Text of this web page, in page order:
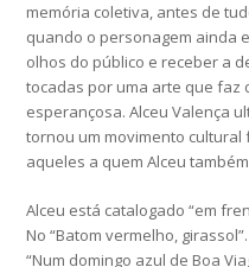
memória coletiva, antes de
quando o personagem ainda
olhos do público e receber a
tocadas por uma arte que faz
esperançosa. Alceu Valença
tornou um movimento
aqueles a quem Alceu
Alceu está catalogado “em
No “Batom vermelho, girassol”.
“Num domingo azul de Boa